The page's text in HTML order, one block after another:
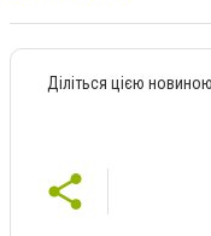
Діліться цією